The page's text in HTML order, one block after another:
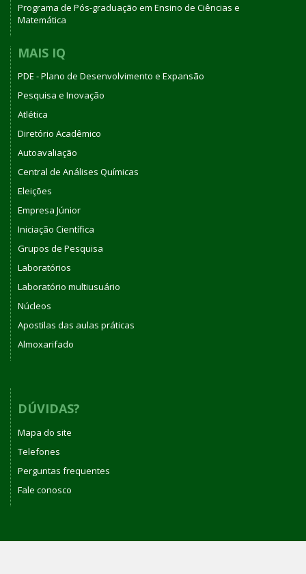
Programa de Pós-graduação em Ensino de Ciências e
Matemática
MAIS IQ
PDE - Plano de Desenvolvimento e Expansão
Pesquisa e Inovação
Atlética
Diretório Acadêmico
Autoavaliação
Central de Análises Químicas
Eleições
Empresa Júnior
Iniciação Científica
Grupos de Pesquisa
Laboratórios
Laboratório multiusuário
Núcleos
Apostilas das aulas práticas
Almoxarifado
DÚVIDAS?
Mapa do site
Telefones
Perguntas frequentes
Fale conosco